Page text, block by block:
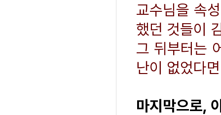
교수님을 속
했던 것들이
그 뒤부터는
난이 없었다
마지막으로,